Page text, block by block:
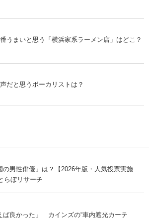
うまいと思う「横浜家系ラーメン店」はどこ？
だと思うボーカリストは？
の男性俳優」は？【2026年版・人気投票実施
らぼリサーチ
ば良かった」 カインズの“車内遮光カーテ